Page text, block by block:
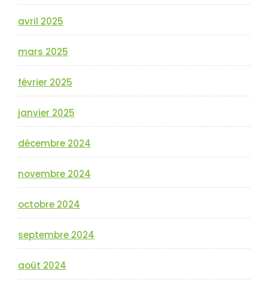
avril 2025
mars 2025
février 2025
janvier 2025
décembre 2024
novembre 2024
octobre 2024
septembre 2024
août 2024